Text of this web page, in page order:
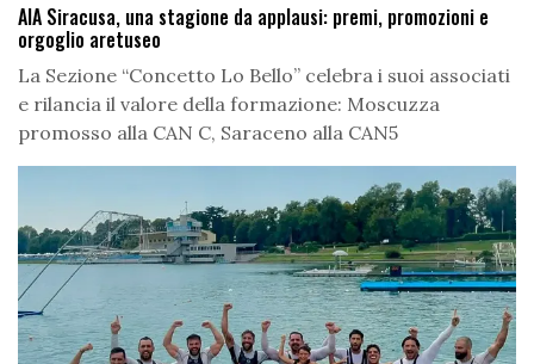
AIA Siracusa, una stagione da applausi: premi, promozioni e
orgoglio aretuseo
La Sezione “Concetto Lo Bello” celebra i suoi associati
e rilancia il valore della formazione: Moscuzza
promosso alla CAN C, Saraceno alla CAN5